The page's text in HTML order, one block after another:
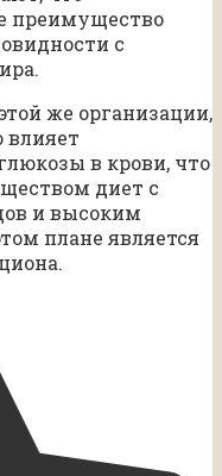
преимущество
с
же организации,
влияет
в крови, что
диет с
и высоким
плане является